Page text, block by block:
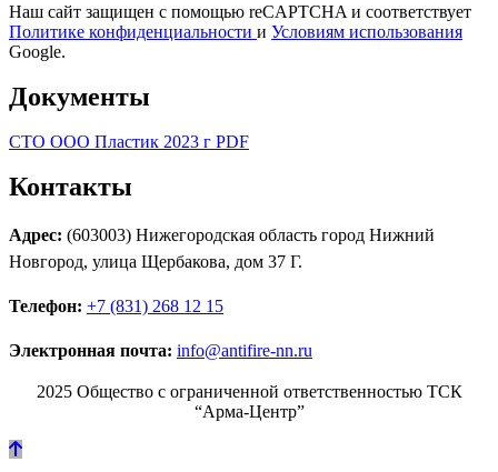
Наш сайт защищен с помощью reCAPTCHA и соответствует
Политике конфиденциальности и Условиям использования
Google.
Документы
СТО ООО Пластик 2023 г PDF
Контакты
Адрес: (603003) Нижегородская область город Нижний
Новгород, улица Щербакова, дом 37 Г.
Телефон: +7 (831) 268 12 15
Электронная почта: info@antifire-nn.ru
2025 Общество с ограниченной ответственностью ТСК
“Арма-Центр”